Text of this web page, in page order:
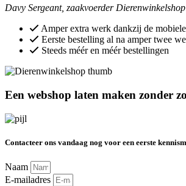
Davy Sergeant, zaakvoerder Dierenwinkelshop
Amper extra werk dankzij de
Eerste bestelling al na amper twee
Steeds méér en méér bestellingen
Een webshop laten maken zonder
Contacteer ons vandaag nog voor een eerste
Naam
E-mailadres